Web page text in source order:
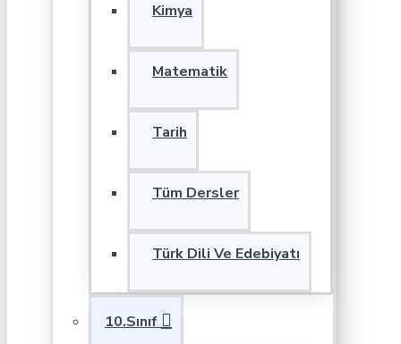
Kimya
Matematik
Tarih
Tüm Dersler
Türk Dili Ve Edebiyatı
10.Sınıf